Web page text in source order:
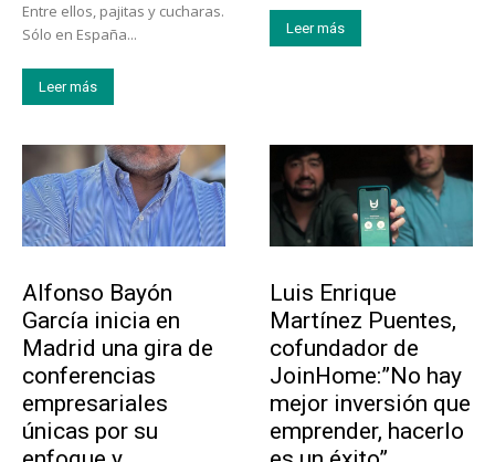
Entre ellos, pajitas y cucharas.
Sólo en España...
Leer más
Leer más
Alfonso Bayón
García inicia en
Madrid una gira de
conferencias
empresariales
únicas por su
Luis Enrique
Martínez Puentes,
cofundador de
JoinHome:”No hay
mejor inversión que
emprender, hacerlo